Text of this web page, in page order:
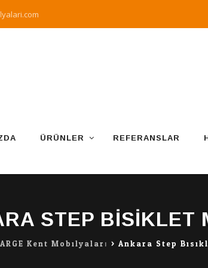
ÜRÜNLER REFERANSLAR
STEP BISIKLET
ARGE Kent Mobilyaları > Ankara Step